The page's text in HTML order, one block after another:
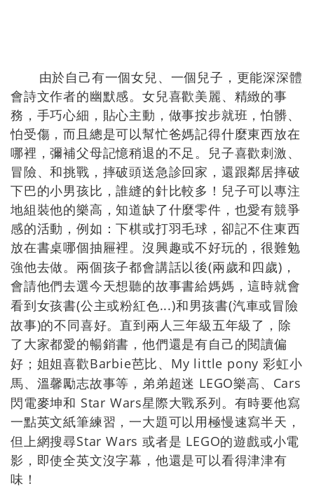
由於自己有一個女兒、一個兒子，更能深深體
會詩文作者的幽默感。女兒喜歡美麗、精緻的事
務，手巧心細，貼心主動，做事按步就班，怕髒、
怕受傷，而且總是可以幫忙爸媽記得什麼東西放在
哪裡，彌補父母記憶稍退的不足。兒子喜歡刺激、
冒險、和挑戰，摔破頭送急診回家，還跟鄰居摔破
下巴的小男孩比，誰縫的針比較多！兒子可以專注
地組裝他的樂高，知道缺了什麼零件，也愛有競爭
感的活動，例如：下棋或打羽毛球，卻記不住東西
放在書桌哪個抽屜裡。沒興趣或不好玩的，很難勉
強他去做。兩個孩子都會講話以後(兩歲和四歲) ，
會請他們去選今天想聽的故事書給媽媽，這時就會
看到女孩書(公主或粉紅色...)和男孩書(汽車或冒險
故事)的不同喜好。直到兩人三年級五年級了，除
了大家都愛的暢銷書，他們還是有自己的閱讀偏
好；姐姐喜歡Barbie芭比、 My little pony彩虹小
馬、溫馨勵志故事等，弟弟超迷 LEGO樂高、 Cars
閃電麥坤和 Star Wars星際大戰系列。有時要他寫
一點英文紙筆練習，一大題可以用極慢速寫半天，
但上網搜尋Star Wars 或者是 LEGO的遊戲或小電
影，即使全英文沒字幕，他還是可以看得津津有
味！